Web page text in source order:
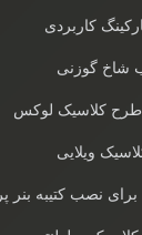
کاربردی
شاخ گوزنی
کلاسیک لوکس
ویلایی
نصب کتیبه